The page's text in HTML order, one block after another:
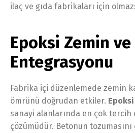
ilaç ve gıda fabrikaları için
Epoksi Zemin ve
Entegrasyonu
Fabrika içi düzenlemede zemin
ömrünü doğrudan etkiler.
sanayi alanlarında en çok tercih
çözümüdür. Betonun